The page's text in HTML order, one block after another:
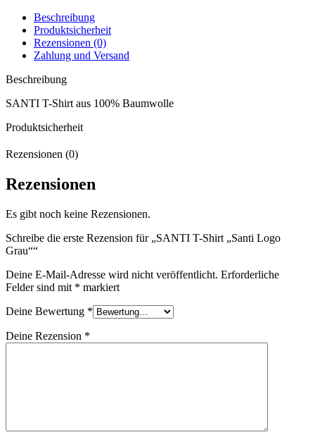
Beschreibung
Produktsicherheit
Rezensionen (0)
Zahlung und Versand
Beschreibung
SANTI T-Shirt aus 100% Baumwolle
Produktsicherheit
Rezensionen (0)
Rezensionen
Es gibt noch keine Rezensionen.
Schreibe die erste Rezension für „SANTI T-Shirt „Santi Logo
Grau““
Deine E-Mail-Adresse wird nicht veröffentlicht. Erforderliche
Felder sind mit * markiert
Deine Bewertung *
Deine Rezension *